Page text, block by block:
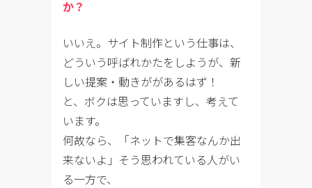
か？
いいえ。サイト制作という仕事は、
どういう呼ばれかたをしようが、新
しい提案・動きががあるはず！
と、ボクは思っていますし、考えて
います。
何故なら、「ネットで集客なんか出
来ないよ」そう思われている人がい
る一方で、